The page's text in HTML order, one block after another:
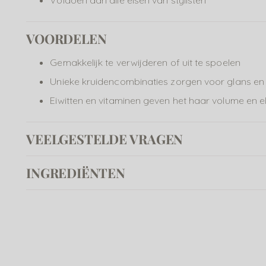
VOORDELEN
Gemakkelijk te verwijderen of uit te spoelen
Unieke kruidencombinaties zorgen voor glans
Eiwitten en vitaminen geven het haar volume en
VEELGESTELDE VRAGEN
INGREDIËNTEN